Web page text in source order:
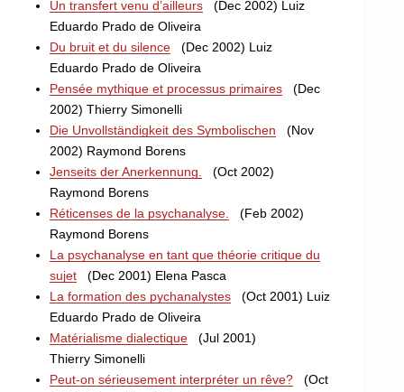
Un transfert venu d’ailleurs (Dec 2002) Luiz
Eduardo Prado de Oliveira
Du bruit et du silence (Dec 2002) Luiz
Eduardo Prado de Oliveira
Pensée mythique et processus primaires (Dec
2002) Thierry Simonelli
Die Unvollständigkeit des Symbolischen (Nov
2002) Raymond Borens
Jenseits der Anerkennung.
(Oct 2002)
Raymond Borens
Réticenses de la psychanalyse.
(Feb 2002)
Raymond Borens
La psychanalyse en tant que théorie critique du
sujet (Dec 2001) Elena Pasca
La formation des pychanalystes (Oct 2001) Luiz
Eduardo Prado de Oliveira
Matérialisme dialectique (Jul 2001)
Thierry Simonelli
Peut-on sérieusement interpréter un rêve? (Oct